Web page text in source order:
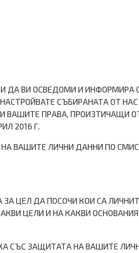
ДА ВИ ОСВЕДОМИ И ИНФОРМИРА
СЪБИРАНАТА ОТ
ВАШИТЕ ПРАВА, ПРОИЗТИЧАЩИ
2016 Г.
НА ВАШИТЕ ЛИЧНИ ДАННИ ПО
ЦЕЛ ДА ПОСОЧИ КОИ СА
ЦЕЛИ И НА КАКВИ
СЪС ЗАЩИТАТА НА ВАШИТЕ